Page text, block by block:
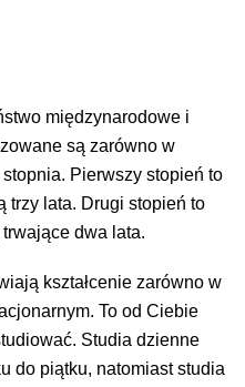
międzynarodowe i
są zarówno w
stopnia. Pierwszy stopień to
trzy lata. Drugi stopień to
dwa lata.
kształcenie zarówno w
Tood Ciebie
Studia dzienne
do piątku, natomiast studia